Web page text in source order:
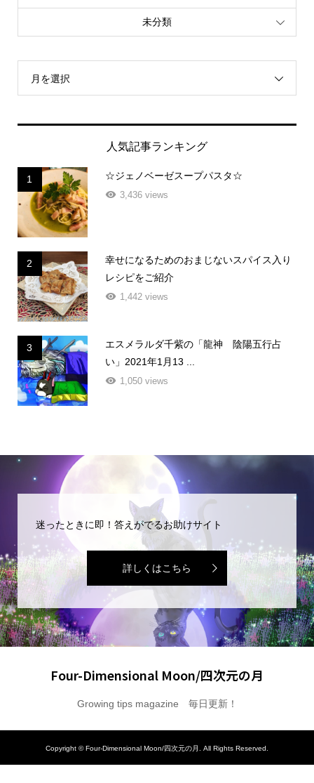
未分類
月を選択
人気記事ランキング
1 ☆ジェノベーゼスープパスタ☆
3,436 views
2
幸せになるためのおまじないスパイス入り
レシピをご紹介
1,442 views
3
エスメラルダ千紫の「龍神 陰陽五行占
い」2021年1月13 ...
1,050 views
迷ったときに即！答えがでるお助けサイト
詳しくはこちら
Four-Dimensional Moon/四次元の月
Growing tips magazine 毎日更新！
Copyright ©Four-Dimensional Moon/四次元の月. All Rights Reserved.